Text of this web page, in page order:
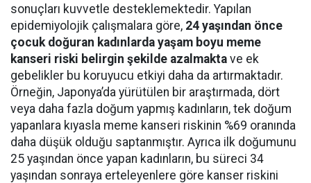
sonuçları kuvvetle desteklemektedir. Yapılan
epidemiyolojik çalışmalara göre, 24 yaşından önce
çocuk doğuran kadınlarda yaşam boyu meme
kanseri riski belirgin şekilde azalmakta ve ek
gebelikler bu koruyucu etkiyi daha da artırmaktadır.
Örneğin, Japonya’da yürütülen bir araştırmada, dört
veya daha fazla doğum yapmış kadınların, tek doğum
yapanlara kıyasla meme kanseri riskinin %69 oranında
daha düşük olduğu saptanmıştır. Ayrıca ilk doğumunu
25 yaşından önce yapan kadınların, bu süreci 34
yaşından sonraya erteleyenlere göre kanser riskini